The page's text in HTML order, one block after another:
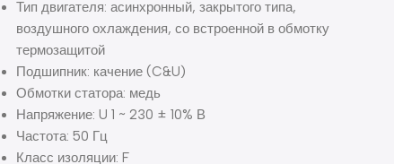
Тип двигателя: асинхронный, закрытого типа,
воздушного охлаждения, со встроенной в обмотку
термозащитой
Подшипник: качение (C&U)
Обмотки статора: медь
Напряжение: U 1 ~ 230 ± 10% В
Частота: 50 Гц
Класс изоляции: F